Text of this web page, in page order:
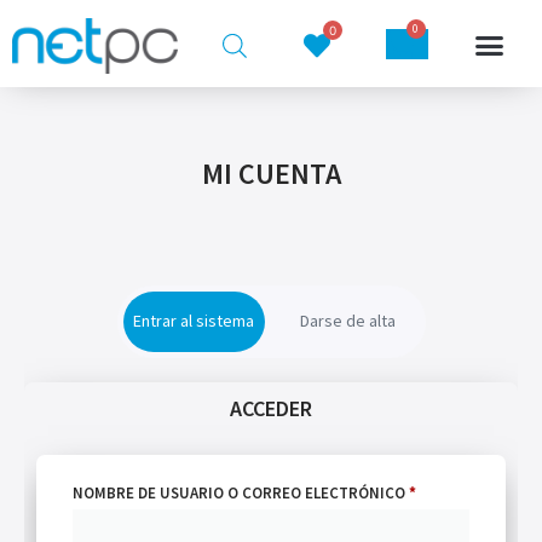
0 0
MI CUENTA
Entrar al sistema Darse de alta
ACCEDER
NOMBRE DE USUARIO O CORREO ELECTRÓNICO*
REGISTRARSE
DIRECCIÓN DE CORREO ELECTRÓNICO*